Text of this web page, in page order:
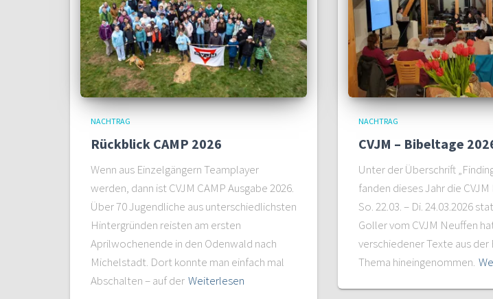
NACHTRAG
Rückblick CAMP 2026
Wenn aus Einzelgängern Teamplayer
werden, dann ist CVJM CAMP Ausgabe 2026.
Über 70 Jugendliche aus unterschiedlichsten
Hintergründen reisten am ersten
Aprilwochenende in den Odenwald nach
Michelstadt. Dort konnte man einfach mal
Abschalten – auf der Weiterlesen
NACHTRAG
CVJM – Bibeltage
Unter der Überschrift
fanden dieses Jahr die
So. 22.03. – Di. 24.03.2026
Goller vom CVJM Neuffen
verschiedener Texte aus der
Thema hineingenommen.